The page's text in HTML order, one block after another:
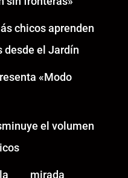
chicos aprenden
desde el Jardín
«Modo
el volumen
mirada